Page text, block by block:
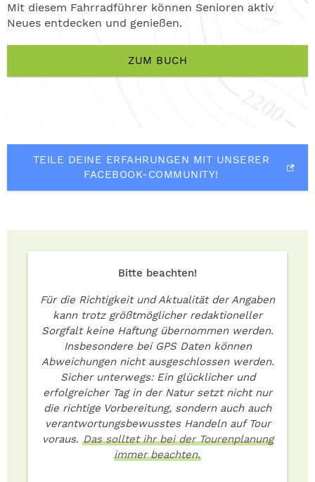
Mit diesem Fahrradführer können Senioren aktiv
Neues entdecken und genießen.
ZUM BUCH
TEILE DEINE ERFAHRUNGEN MIT UNSERER
FACEBOOK-COMMUNITY!
Bitte beachten!
Für die Richtigkeit und Aktualität der Angaben
kann trotz größtmöglicher redaktioneller
Sorgfalt keine Haftung übernommen werden.
Insbesondere bei GPS Daten können
Abweichungen nicht ausgeschlossen werden.
Sicher unterwegs: Ein glücklicher und
erfolgreicher Tag in der Natur setzt nicht nur
die richtige Vorbereitung, sondern auch auch
verantwortungsbewusstes Handeln auf Tour
voraus. Das solltet ihr bei der Tourenplanung
immer beachten.